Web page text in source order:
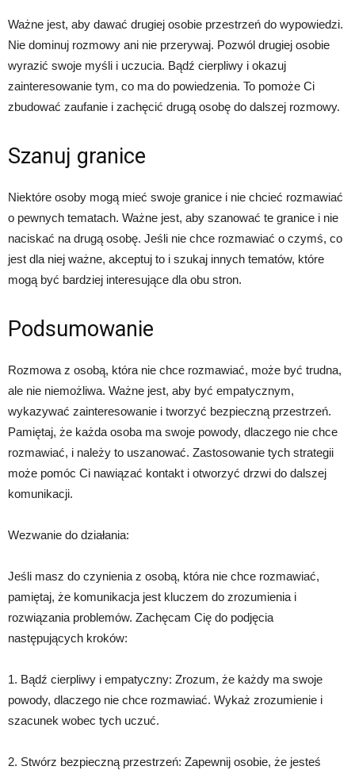
Ważne jest, aby dawać drugiej osobie przestrzeń do wypowiedzi.
Nie dominuj rozmowy ani nie przerywaj. Pozwól drugiej osobie
wyrazić swoje myśli i uczucia. Bądź cierpliwy i okazuj
zainteresowanie tym, co ma do powiedzenia. To pomoże Ci
zbudować zaufanie i zachęcić drugą osobę do dalszej rozmowy.
Szanuj granice
Niektóre osoby mogą mieć swoje granice i nie chcieć rozmawiać
o pewnych tematach. Ważne jest, aby szanować te granice i nie
naciskać na drugą osobę. Jeśli nie chce rozmawiać o czymś, co
jest dla niej ważne, akceptuj to i szukaj innych tematów, które
mogą być bardziej interesujące dla obu stron.
Podsumowanie
Rozmowa z osobą, która nie chce rozmawiać, może być trudna,
ale nie niemożliwa. Ważne jest, aby być empatycznym,
wykazywać zainteresowanie i tworzyć bezpieczną przestrzeń.
Pamiętaj, że każda osoba ma swoje powody, dlaczego nie chce
rozmawiać, i należy to uszanować. Zastosowanie tych strategii
może pomóc Ci nawiązać kontakt i otworzyć drzwi do dalszej
komunikacji.
Wezwanie do działania:
Jeśli masz do czynienia z osobą, która nie chce rozmawiać,
pamiętaj, że komunikacja jest kluczem do zrozumienia i
rozwiązania problemów. Zachęcam Cię do podjęcia
następujących kroków:
1. Bądź cierpliwy i empatyczny: Zrozum, że każdy ma swoje
powody, dlaczego nie chce rozmawiać. Wykaż zrozumienie i
szacunek wobec tych uczuć.
2. Stwórz bezpieczną przestrzeń: Zapewnij osobie, że jesteś